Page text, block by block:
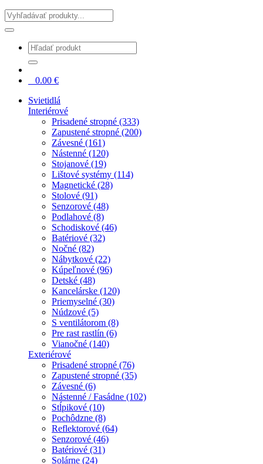
Hladať
0.00 €
Svietidlá
Interiérové
Prisadené stropné (333)
Zapustené stropné (200)
Závesné (161)
Nástenné (120)
Stojanové (19)
Lištové systémy (114)
Magnetické (28)
Stolové (91)
Senzorové (48)
Podlahové (8)
Schodiskové (46)
Batériové (32)
Nočné (82)
Nábytkové (22)
Kúpeľnové (96)
Detské (48)
Kancelárske (120)
Priemyselné (30)
Núdzové (5)
S ventilátorom (8)
Pre rast rastlín (6)
Vianočné (140)
Exteriérové
Prisadené stropné (76)
Zapustené stropné (35)
Závesné (6)
Nástenné / Fasádne (102)
Stĺpikové (10)
Pochôdzne (8)
Reflektorové (64)
Senzorové (46)
Batériové (31)
Solárne (24)